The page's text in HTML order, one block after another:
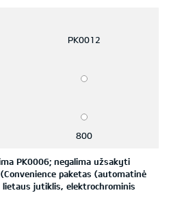
PK0012
800
PK0006; negalima užsakyti
paketas (automatinė
jutiklis, elektrochrominis